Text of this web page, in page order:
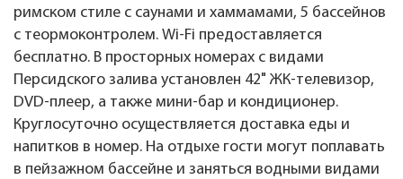
римском стиле с саунами и хаммамами, 5 бассейнов
с теормоконтролем. Wi-Fi предоставляется
бесплатно. В просторных номерах с видами
Персидского залива установлен 42" ЖК-телевизор,
DVD-плеер, а также мини-бар и кондиционер.
Круглосуточно осуществляется доставка еды и
напитков в номер. На отдыхе гости могут поплавать
в пейзажном бассейне и заняться водными видами